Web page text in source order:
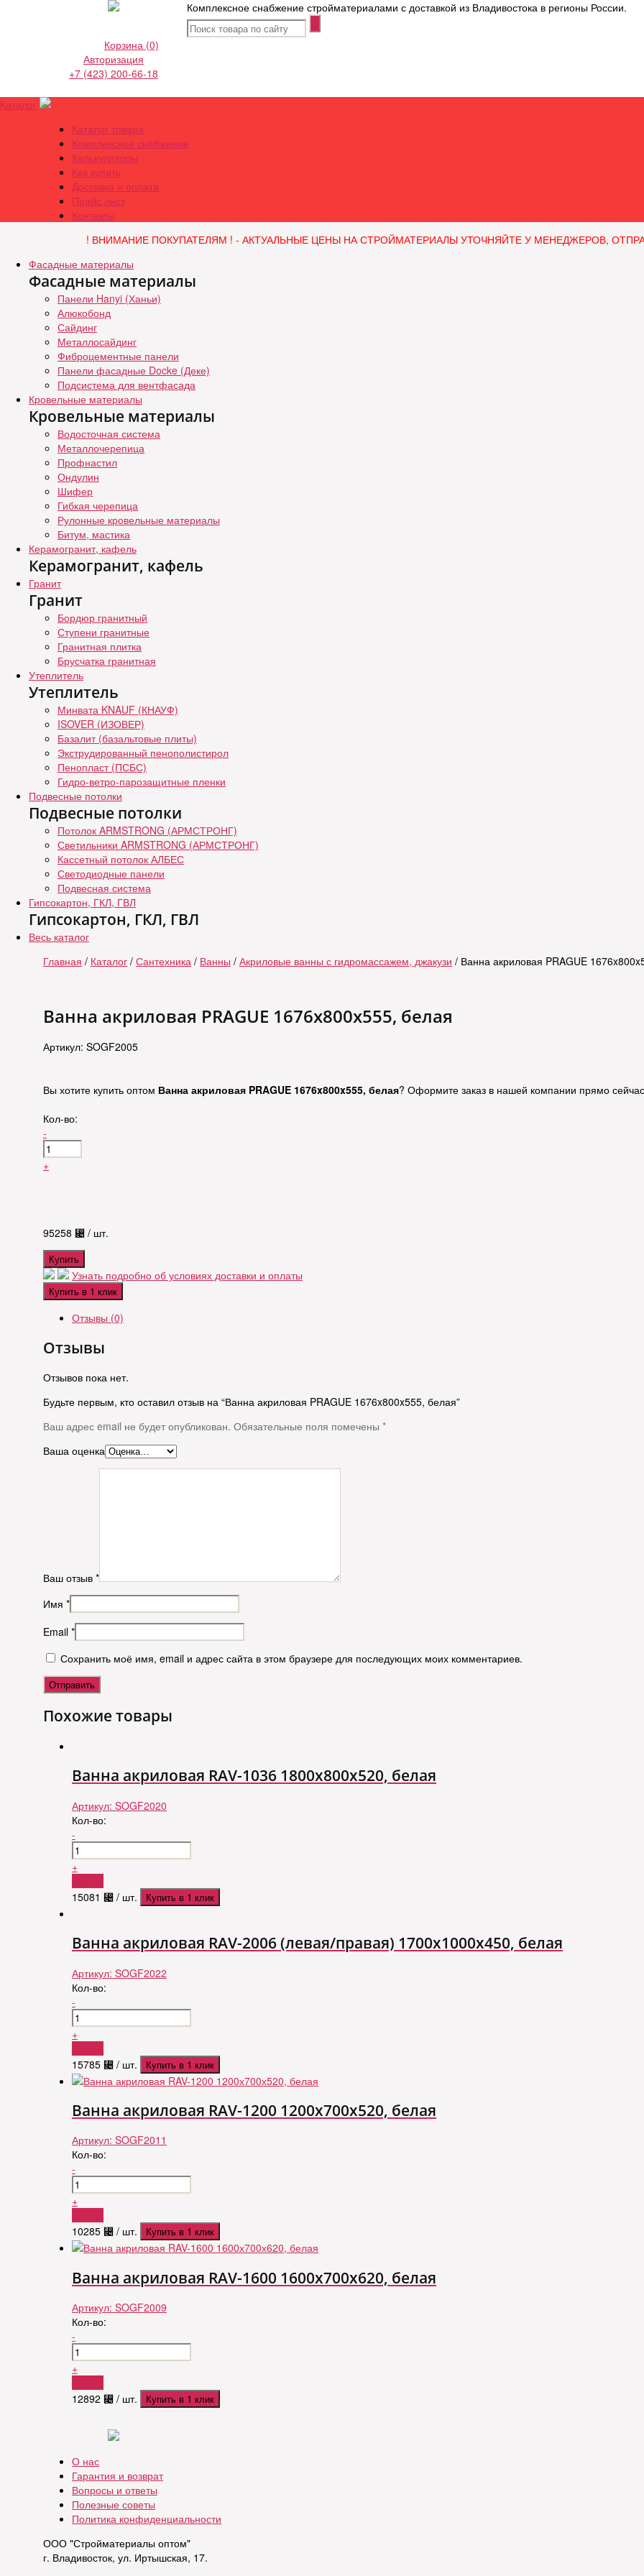
Комплексное снабжение стройматериалами с доставкой из Владивостока в регионы России.
Корзина (0)
Авторизация
+7 (423) 200-66-18
Каталог
Каталог товара
Комплексное снабжение
Калькуляторы
Как купить
Доставка и оплата
Прайс лист
Контакты
! ВНИМАНИЕ ПОКУПАТЕЛЯМ ! - АКТУАЛЬНЫЕ ЦЕНЫ НА СТРОЙМАТЕРИАЛЫ УТОЧНЯЙТЕ У МЕНЕДЖЕРОВ,
Фасадные материалы
Фасадные материалы
Панели Hanyi (Ханьи)
Алюкобонд
Сайдинг
Металлосайдинг
Фиброцементные панели
Панели фасадные Docke (Деке)
Подсистема для вентфасада
Кровельные материалы
Кровельные материалы
Водосточная система
Металлочерепица
Профнастил
Ондулин
Шифер
Гибкая черепица
Рулонные кровельные материалы
Битум, мастика
Керамогранит, кафель
Керамогранит, кафель
Гранит
Гранит
Бордюр гранитный
Ступени гранитные
Гранитная плитка
Брусчатка гранитная
Утеплитель
Утеплитель
Минвата KNAUF (КНАУФ)
ISOVER (ИЗОВЕР)
Базалит (базальтовые плиты)
Экструдированный пенополистирол
Пенопласт (ПСБС)
Гидро-ветро-парозащитные пленки
Подвесные потолки
Подвесные потолки
Потолок ARMSTRONG (АРМСТРОНГ)
Светильники ARMSTRONG (АРМСТРОНГ)
Кассетный потолок АЛБЕС
Светодиодные панели
Подвесная система
Гипсокартон, ГКЛ, ГВЛ
Гипсокартон, ГКЛ, ГВЛ
Весь каталог
Главная / Каталог / Сантехника / Ванны / Акриловые ванны с гидромассажем, джакузи / Ванна акриловая PRAGUE
Ванна акриловая PRAGUE 1676x800x555, белая
Артикул: SOGF2005
Вы хотите купить оптом Ванна акриловая PRAGUE 1676x800x555, белая? Оформите заказ в нашей компании прямо
Кол-во:
-
+
95258 ⃄ / шт.
Купить
Узнать подробно об условиях доставки и оплаты
Купить в 1 клик
Отзывы (0)
Отзывы
Отзывов пока нет.
Будьте первым, кто оставил отзыв на “Ванна акриловая PRAGUE 1676x800x555, белая”
Ваш адрес email не будет опубликован. Обязательные поля помечены *
Ваша оценка
Ваш отзыв *
Имя *
Email *
Сохранить моё имя, email и адрес сайта в этом браузере для последующих моих комментариев.
Похожие товары
Ванна акриловая RAV-1036 1800x800x520, белая
Артикул: SOGF2020
Кол-во:
-
+
15081 ⃄ / шт. Купить в 1 клик
Ванна акриловая RAV-2006 (левая/правая) 1700x1000x450, белая
Артикул: SOGF2022
Кол-во:
-
+
15785 ⃄ / шт. Купить в 1 клик
Ванна акриловая RAV-1200 1200х700х520, белая
Артикул: SOGF2011
Кол-во:
-
+
10285 ⃄ / шт. Купить в 1 клик
Ванна акриловая RAV-1600 1600х700х620, белая
Артикул: SOGF2009
Кол-во:
-
+
12892 ⃄ / шт. Купить в 1 клик
О нас
Гарантия и возврат
Вопросы и ответы
Полезные советы
Политика конфиденциальности
ООО "Стройматериалы оптом"
г. Владивосток, ул. Иртышская, 17.